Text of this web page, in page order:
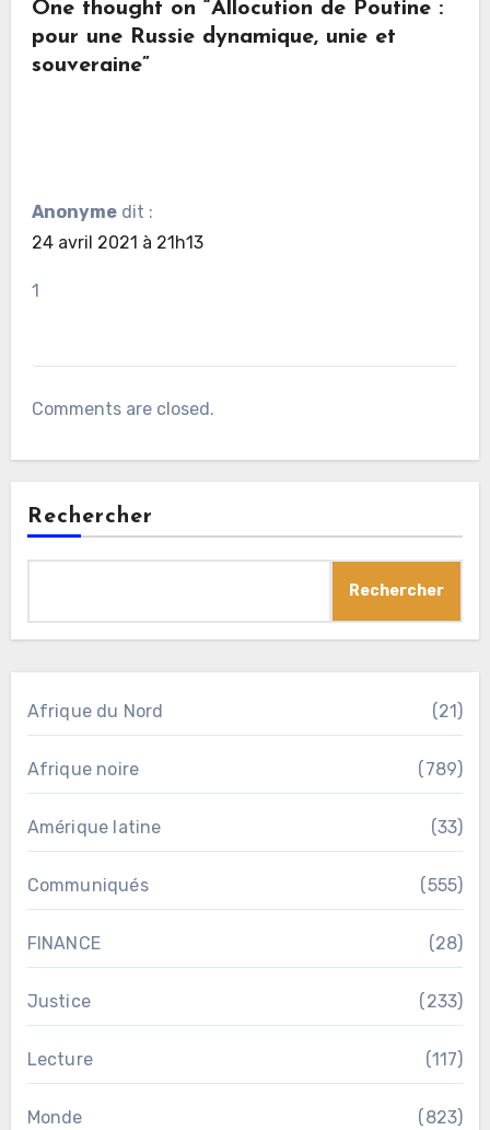
One thought on “Allocution de Poutine :
pour une Russie dynamique, unie et
souveraine”
Anonyme dit :
24 avril 2021 à 21h13
1
Comments are closed.
Rechercher
Rechercher
Afrique du Nord (21)
Afrique noire (789)
Amérique latine (33)
Communiqués (555)
FINANCE (28)
Justice (233)
Lecture (117)
Monde (823)